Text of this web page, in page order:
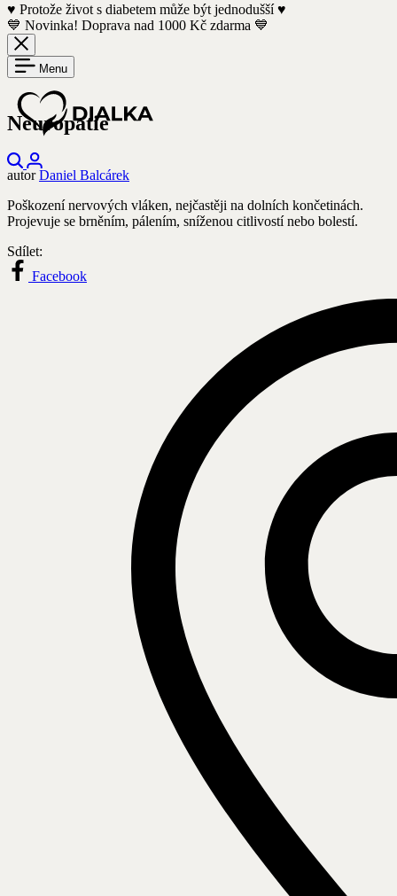
♥️ Protože život s diabetem může být jednodušší ♥️
💙 Novinka! Doprava nad 1000 Kč zdarma 💙
Menu
Hledejte
produkty,
nebo
kategorie
Neuropatie
autorDaniel Balcárek
Poškození nervových vláken, nejčastěji na dolních končetinách.
Projevuje se brněním, pálením, sníženou citlivostí nebo bolestí.
Sdílet:
Facebook